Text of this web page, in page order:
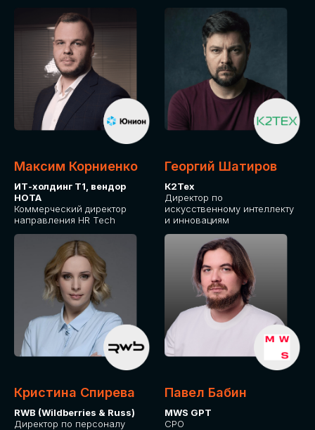
Максим Корниенко
ИТ-холдинг Т1, вендор
НОТА
Коммерческий директор
направления HR Tech
Георгий Шатиров
К2Тех
Директор по
искусственному интеллекту
и инновациям
Кристина Спирева
RWB (Wildberries & Russ)
Директор по персоналу
Павел Бабин
MWS GPT
CPO